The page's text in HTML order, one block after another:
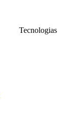
Tecnologias